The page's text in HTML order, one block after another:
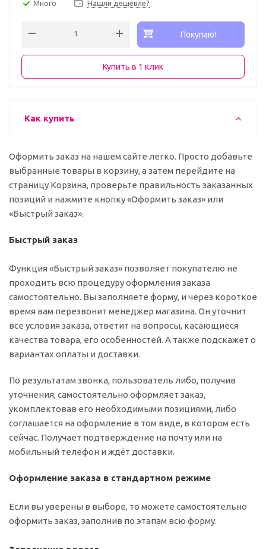
Много Нашли дешевле?
Покупаю!
Купить в 1 клик
Как купить
Оформить заказ на нашем сайте легко. Просто добавьте
выбранные товары в корзину, а затем перейдите на
страницу Корзина, проверьте правильность заказанных
позиций и нажмите кнопку «Оформить заказ» или
«Быстрый заказ».
Быстрый заказ
Функция «Быстрый заказ» позволяет покупателю не
проходить всю процедуру оформления заказа
самостоятельно. Вы заполняете форму, и через короткое
время вам перезвонит менеджер магазина. Он уточнит
все условия заказа, ответит на вопросы, касающиеся
качества товара, его особенностей. А также подскажет о
вариантах оплаты и доставки.
По результатам звонка, пользователь либо, получив
уточнения, самостоятельно оформляет заказ,
укомплектовав его необходимыми позициями, либо
соглашается на оформление в том виде, в котором есть
сейчас. Получает подтверждение на почту или на
мобильный телефон и ждёт доставки.
Оформление заказа в стандартном режиме
Если вы уверены в выборе, то можете самостоятельно
оформить заказ, заполнив по этапам всю форму.